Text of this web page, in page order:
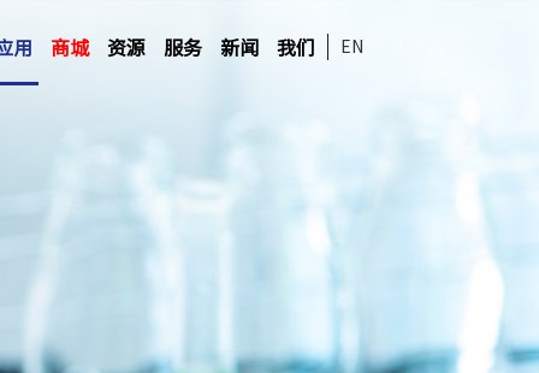
用 商城 资源 服务 新闻 我们 EN